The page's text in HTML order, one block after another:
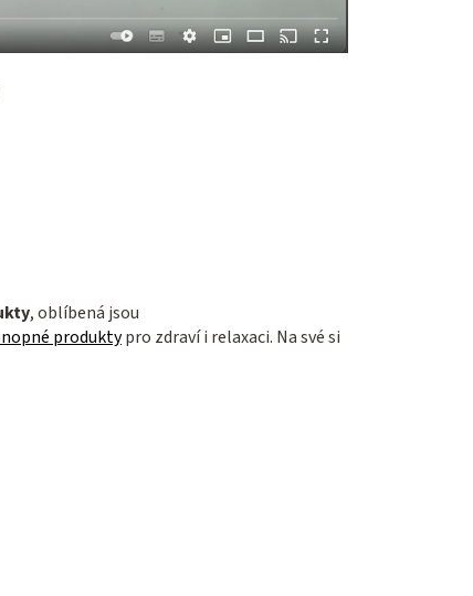
, oblíbená jsou
produktypro zdraví i relaxaci. Na své si